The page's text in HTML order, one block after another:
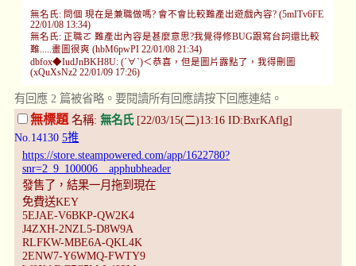
無名氏: 問個 現在是兼職做嗎? 會不會比較難產出遊戲內容? (5mITv6FE
22/01/08 13:34)
無名氏: 正職ㄛ 難產出內容是甚麼意思?我覺得修BUG跟寫台詞還比較
難.....畫圖很爽 (hbM6pwPI 22/01/08 21:34)
dbfox◆IudJnBKH8U: (´∀`)＜恭喜，但是圖片露點了，我得刪圖
(xQuXsNz2 22/01/09 17:26)
有回應 2 篇被省略。要閱讀所有回應請按下回應連結。
無標題 名稱: 無名氏[22/03/15(二)13:16 ID:BxrKAflg]
No.14130 5推
https://store.steampowered.com/app/1622780?
snr=2_9_100006__apphubheader
發售了，結果一月拖到現在
免費送KEY
5EJAE-V6BKP-QW2K4
J4ZXH-2NZL5-D8W9A
RLFKW-MBE6A-QKL4K
2ENW7-Y6WMQ-FWTY9